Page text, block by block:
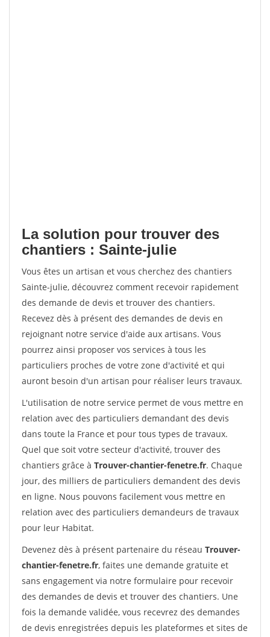
La solution pour trouver des
chantiers : Sainte-julie
Vous êtes un artisan et vous cherchez des chantiers
Sainte-julie, découvrez comment recevoir rapidement
des demande de devis et trouver des chantiers.
Recevez dès à présent des demandes de devis en
rejoignant notre service d'aide aux artisans. Vous
pourrez ainsi proposer vos services à tous les
particuliers proches de votre zone d'activité et qui
auront besoin d'un artisan pour réaliser leurs travaux.
L'utilisation de notre service permet de vous mettre en
relation avec des particuliers demandant des devis
dans toute la France et pour tous types de travaux.
Quel que soit votre secteur d'activité, trouver des
chantiers grâce à Trouver-chantier-fenetre.fr. Chaque
jour, des milliers de particuliers demandent des devis
en ligne. Nous pouvons facilement vous mettre en
relation avec des particuliers demandeurs de travaux
pour leur Habitat.
Devenez dès à présent partenaire du réseau Trouver-
chantier-fenetre.fr, faites une demande gratuite et
sans engagement via notre formulaire pour recevoir
des demandes de devis et trouver des chantiers. Une
fois la demande validée, vous recevrez des demandes
de devis enregistrées depuis les plateformes et sites de